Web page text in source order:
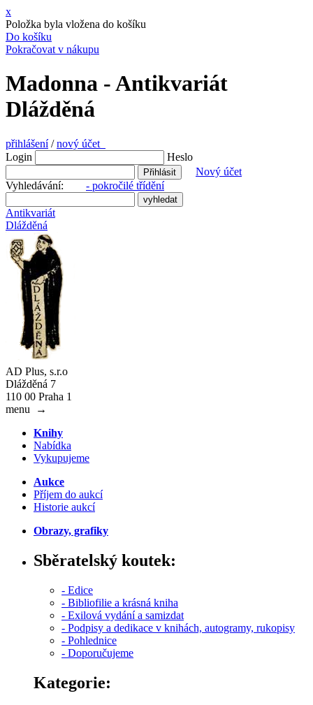
x
Položka byla vložena do košíku
Do košíku
Pokračovat v nákupu
Madonna - Antikvariát
Dlážděná
přihlášení/nový účet
Login
Heslo
Nový účet
Vyhledávání: - pokročilé třídění
Antikvariát
Dlážděná
AD Plus, s.r.o
Dlážděná 7
110 00 Praha 1
menu
→
Knihy
Nabídka
Vykupujeme
Aukce
Příjem do aukcí
Historie aukcí
Obrazy, grafiky
Sběratelský koutek:
- Edice
- Bibliofilie a krásná kniha
- Exilová vydání a samizdat
- Podpisy a dedikace v knihách, autogramy, rukopisy
- Pohlednice
- Doporučujeme
Kategorie: